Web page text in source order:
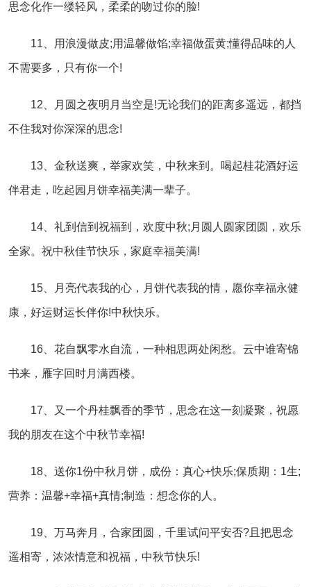
思念化作一缕轻风，柔柔的吻过你的脸!
11、用浪漫做皮;用温馨做馅;幸福做蛋黄;懂得品味的人
不需要多，只有你一个!
12、月圆之夜明月当空是!无论我们的距离多遥远，都挡
不住我对你深深的思念!
13、金秋送爽，举家欢笑，中秋来到。喝起桂花酒好运
伴君走，吃起园月饼幸福美满一辈子。
14、礼到信到祝福到，欢度中秋;月圆人圆家团圆，欢乐
全家。祝中秋佳节快乐，家庭幸福美满!
15、月亮代表我的心，月饼代表我的情，愿你幸福永健
康，好运财运长伴你!中秋快乐。
16、花自飘零水自流，一种相思两处闲愁。云中谁寄锦
书来，雁字回时月满西楼。
17、又一个丹桂飘香的季节，思念在这一刻凝聚，祝愿
我的朋友在这个中秋节幸福!
18、送你1份中秋月饼，成份：真心+快乐;保质期：1生;
营养：温馨+幸福+真情;制造：想念你的人。
19、万马奔月，合家团圆，千里试问平安否?且把思念
遥相寄，浓浓情意和祝福，中秋节快乐!